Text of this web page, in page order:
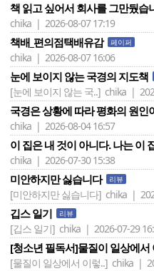
책 읽고 싶어서 회사를 그만뒀습
chika | 2026-08-07 17:19
책배_편의점택배유감 페이퍼
chika | 2026-08-07 16:06
눈에 보이지 않는 국경의 지도책
[눈에 보이지 않는 국..] chika |
국경은 상황에 따라 평화의 원인
chika | 2026-08-04 16:57
이 집은 내 것이 아니다. 나는 이
chika | 2026-07-30 15:38
미안하지만 싫습니다 리뷰
[미안하지만 싫습니다] chika |
깁스 일기 리뷰
[깁스 일기] chika | 2026-07-29
[청소년 필독서]물질이 일상에
[물질이 일상에서 이렇..] chika |